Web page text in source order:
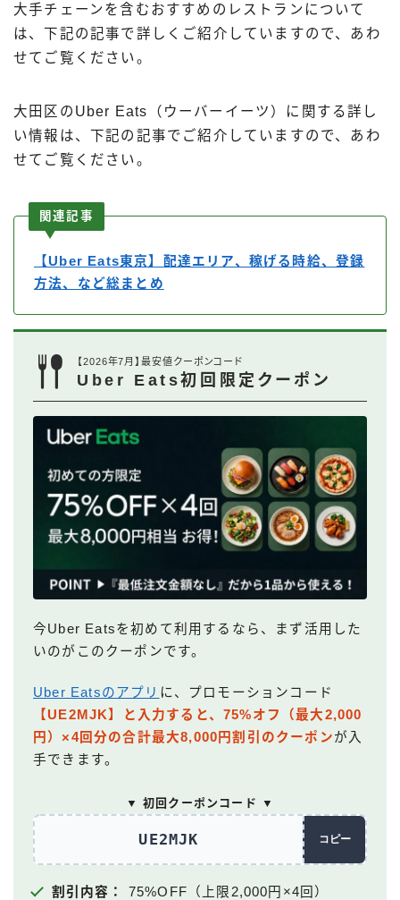
大手チェーンを含むおすすめのレストランについて
は、下記の記事で詳しくご紹介していますので、あわ
せてご覧ください。
大田区のUber Eats（ウーバーイーツ）に関する詳し
い情報は、下記の記事でご紹介していますので、あわ
せてご覧ください。
関連記事
【Uber Eats東京】配達エリア、稼げる時給、登録
方法、など総まとめ
【2026年7月】最安値クーポンコード
Uber Eats初回限定クーポン
今Uber Eatsを初めて利用するなら、まず活用した
いのがこのクーポンです。
Uber Eatsのアプリ に、プロモーションコード
【UE2MJK】と入力すると、75%オフ（最大2,000
円）×4回分の合計最大8,000円割引のクーポンが入
手できます。
▼ 初回クーポンコード ▼
UE2MJK コピー
割引内容： 75%OFF（上限2,000円×4回）